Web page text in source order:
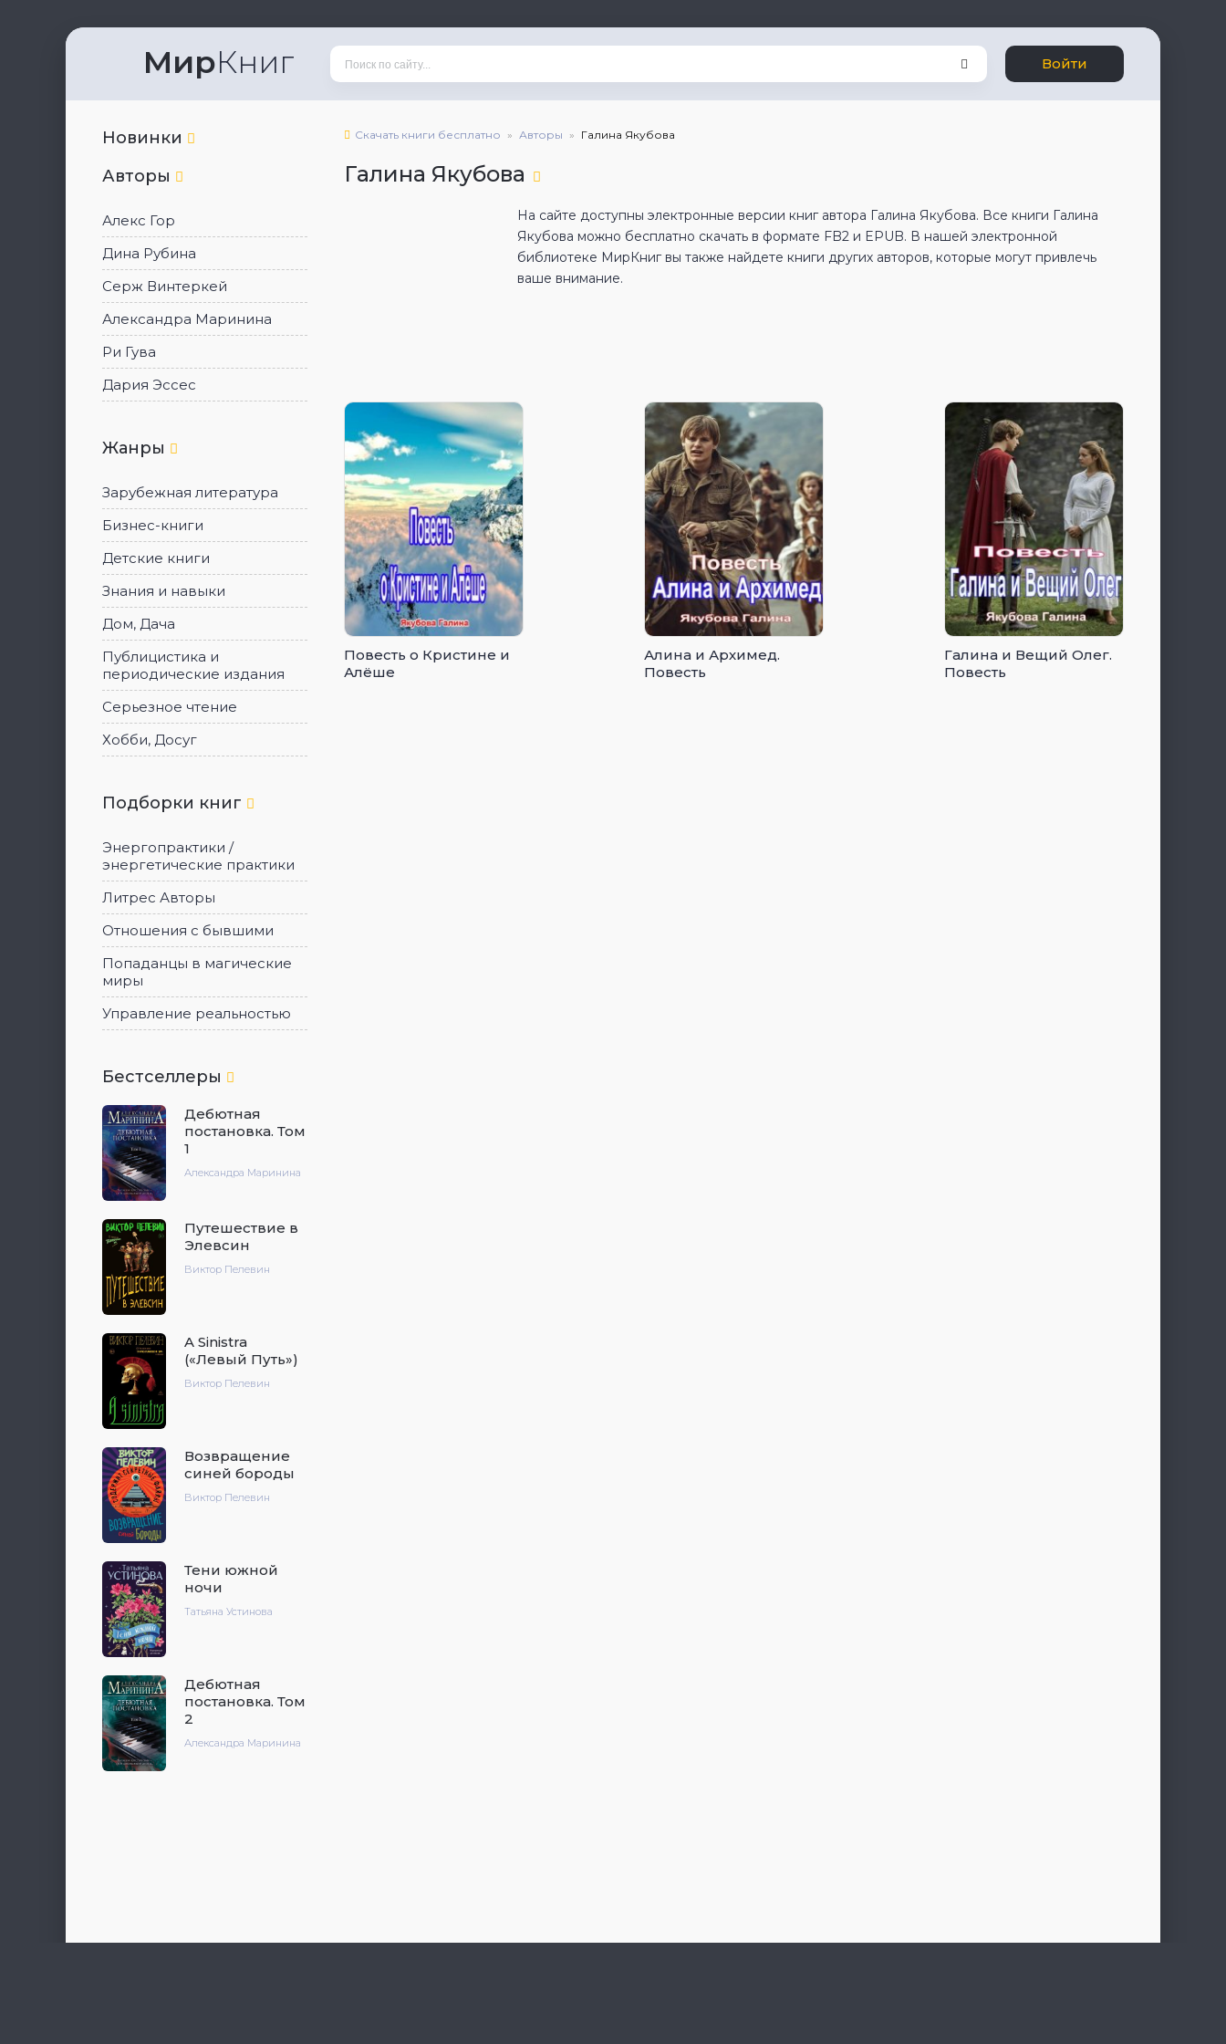
МирКниг Войти
Новинки
Авторы
Алекс Гор
Дина Рубина
Серж Винтеркей
Александра Маринина
Ри Гува
Дария Эссес
Жанры
Зарубежная литература
Бизнес-книги
Детские книги
Знания и навыки
Дом, Дача
Публицистика и
периодические издания
Серьезное чтение
Хобби, Досуг
Подборки книг
Энергопрактики /
энергетические практики
Литрес Авторы
Отношения с бывшими
Попаданцы в магические
миры
Управление реальностью
Бестселлеры
Дебютная
постановка. Том
1
Александра Маринина
Путешествие в
Элевсин
Виктор Пелевин
A Sinistra
(«Левый Путь»)
Виктор Пелевин
Возвращение
синей бороды
Виктор Пелевин
Тени южной
ночи
Татьяна Устинова
Дебютная
постановка. Том
2
Александра Маринина
Скачать книги бесплатно Авторы Галина Якубова
Галина Якубова
На сайте доступны электронные версии книг автора Галина Якубова. Все книги Галина
Якубова можно бесплатно скачать в формате FB2 и EPUB. В нашей электронной
библиотеке МирКниг вы также найдете книги других авторов, которые могут привлечь
ваше внимание.
Повесть о Кристине и
Алёше
Алина и Архимед.
Повесть
Галина и Вещий Олег.
Повесть